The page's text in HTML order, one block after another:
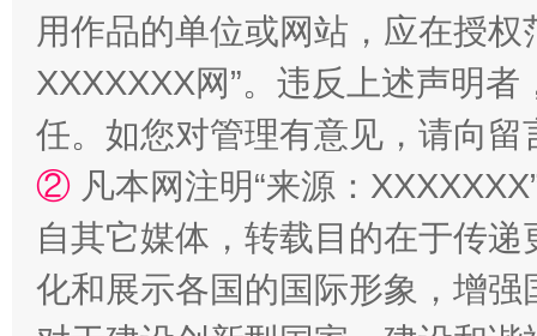
用作品的单位或网站，应在授
XXXXXXX网”。违反上述声明
任。如您对管理有意见，请向
② 凡本网注明“来源：
自其它媒体，转载目的在于传
化和展示各国的国际形象，增